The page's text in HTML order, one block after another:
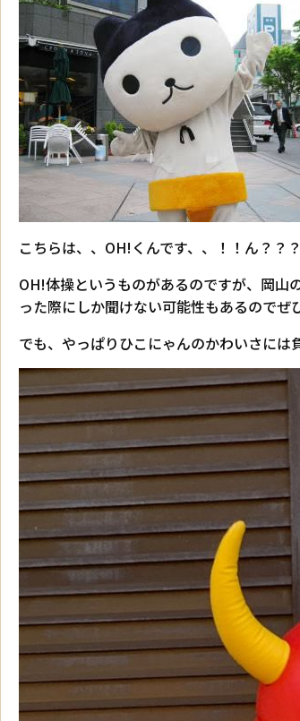
こちらは、、OH!くんです、、！！ん？？
OH!体操というものがあるのですが、岡山
った際にしか聞けない可能性もあるので
でも、やっぱりひこにゃんのかわいさには